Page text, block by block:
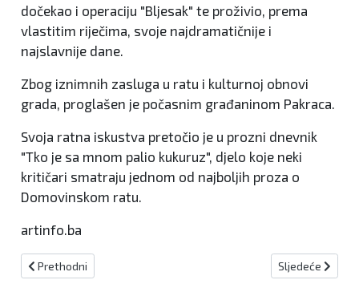
dočekao i operaciju "Bljesak" te proživio, prema
vlastitim riječima, svoje najdramatičnije i
najslavnije dane.
Zbog iznimnih zasluga u ratu i kulturnoj obnovi
grada, proglašen je počasnim građaninom Pakraca.
Svoja ratna iskustva pretočio je u prozni dnevnik
"Tko je sa mnom palio kukuruz", djelo koje neki
kritičari smatraju jednom od najboljih proza o
Domovinskom ratu.
artinfo.ba
Prethodni članak: Preminula i druga ozlijeđena žena: Ukupno tri
Prethodni Sljedeći
Sljedeće